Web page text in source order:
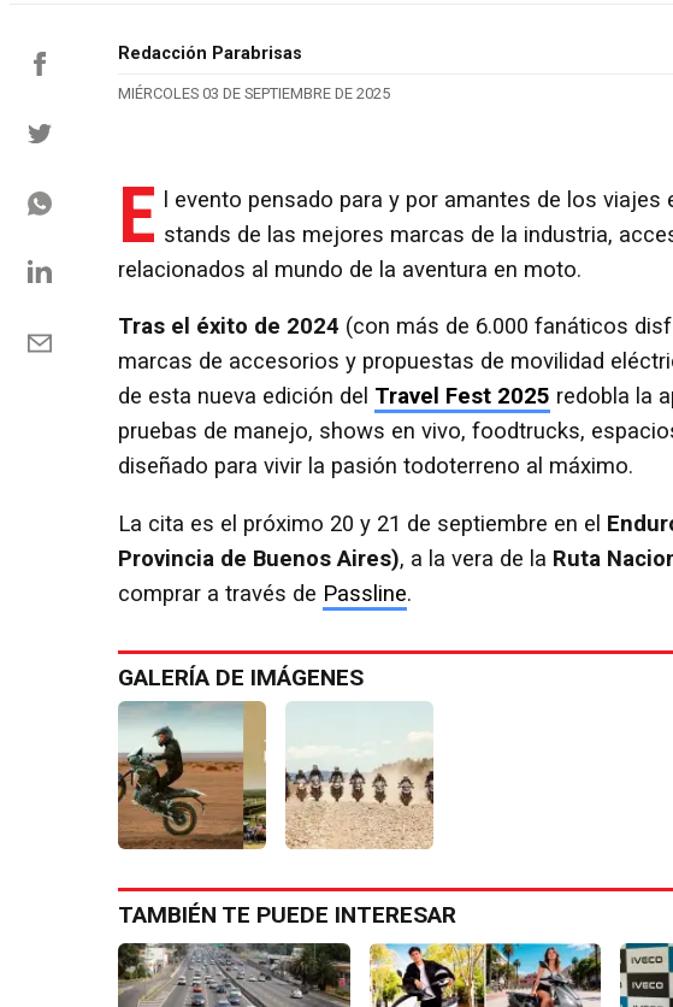
Redacción Parabrisas
MIÉRCOLES 03 DE SEPTIEMBRE DE 2025
E l evento pensado para y por amantes de los
stands de las mejores marcas de la industria,
relacionados al mundo de la aventura en moto.
Tras el éxito de 2024 (con más de 6.000 fanáticos
marcas de accesorios y propuestas de movilidad
de esta nueva edición del Travel Fest 2025 redobla la
pruebas de manejo, shows en vivo, foodtrucks,
diseñado para vivir la pasión todoterreno al máximo.
La cita es el próximo 20 y 21 de septiembre en el
Provincia de Buenos Aires), a la vera de la Ruta
comprar a través de Passline.
GALERÍA DE IMÁGENES
TAMBIÉN TE PUEDE INTERESAR